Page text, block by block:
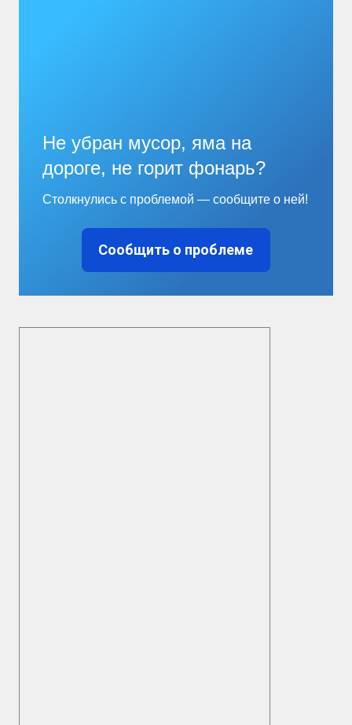
Не убран мусор, яма на
дороге, не горит фонарь?
Столкнулись с проблемой — сообщите о ней!
Сообщить о проблеме